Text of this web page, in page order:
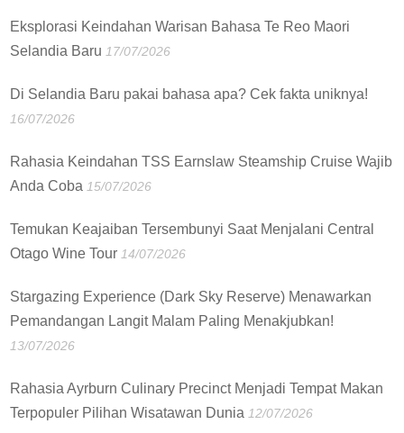
Eksplorasi Keindahan Warisan Bahasa Te Reo Maori
Selandia Baru 17/07/2026
Di Selandia Baru pakai bahasa apa? Cek fakta uniknya!
16/07/2026
Rahasia Keindahan TSS Earnslaw Steamship Cruise Wajib
Anda Coba 15/07/2026
Temukan Keajaiban Tersembunyi Saat Menjalani Central
Otago Wine Tour 14/07/2026
Stargazing Experience (Dark Sky Reserve) Menawarkan
Pemandangan Langit Malam Paling Menakjubkan!
13/07/2026
Rahasia Ayrburn Culinary Precinct Menjadi Tempat Makan
Terpopuler Pilihan Wisatawan Dunia 12/07/2026